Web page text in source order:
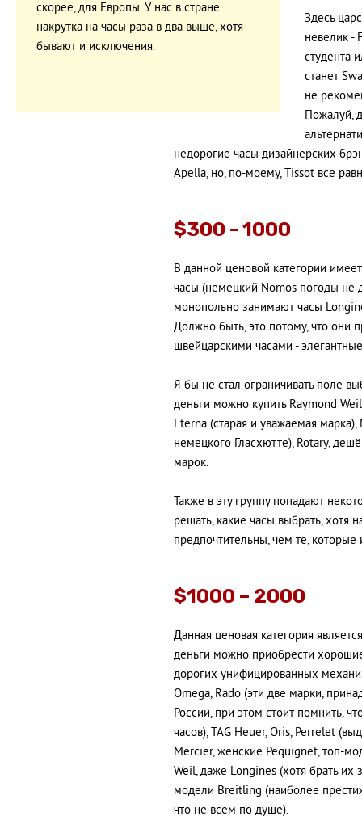
скорее, для Европы. У нас в стране
накрутка на часы раза в два выше, хотя
бывают и исключения.
Здесь
невелик -
студента
станет
не
Пожалуй,
недорогие часы дизайнерских
Apella, но, по-моему, Tissot все
$300 - 1000
В данной ценовой категории
часы (немецкий Nomos погоды не
монопольно занимают часы
Должно быть, это потому, что они
швейцарскими часами -
Я бы не стал ограничивать поле
деньги можно купить Raymond
Eterna (старая и уважаемая
немецкого Гласхютте), Rotary,
марок.
Также в эту группу попадают
решать, какие часы выбрать, хотя
предпочтительны, чем те,
$1000 – 2000
Данная ценовая категория
деньги можно приобрести
дорогих унифицированных
Omega, Rado (эти две марки,
России, при этом стоит помнить,
часов), TAG Heuer, Oris, Perrelet
Mercier, женские Pequignet, топ-
Weil, даже Longines (хотя брать их
модели Breitling (наиболее
что не всем по душе).